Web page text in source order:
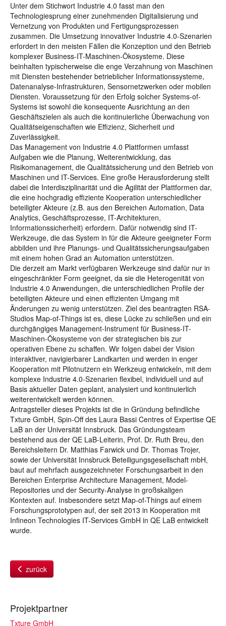
Unter dem Stichwort Industrie 4.0 fasst man den
Technologiesprung einer zunehmenden Digitalisierung und
Vernetzung von Produkten und Fertigungsprozessen
zusammen. Die Umsetzung innovativer Industrie 4.0-Szenarien
erfordert in den meisten Fällen die Konzeption und den Betrieb
komplexer Business-IT-Maschinen-Ökosysteme. Diese
beinhalten typischerweise die enge Verzahnung von Maschinen
mit Diensten bestehender betrieblicher Informationssysteme,
Datenanalyse-Infrastrukturen, Sensornetzwerken oder mobilen
Diensten. Voraussetzung für den Erfolg solcher Systems-of-
Systems ist sowohl die konsequente Ausrichtung an den
Geschäftszielen als auch die kontinuierliche Überwachung von
Qualitätseigenschaften wie Effizienz, Sicherheit und
Zuverlässigkeit.
Das Management von Industrie 4.0 Plattformen umfasst
Aufgaben wie die Planung, Weiterentwicklung, das
Risikomanagement, die Qualitätssicherung und den Betrieb von
Maschinen und IT-Services. Eine große Herausforderung stellt
dabei die Interdisziplinarität und die Agilität der Plattformen dar,
die eine hochgradig effiziente Kooperation unterschiedlicher
beteiligter Akteure (z.B. aus den Bereichen Automation, Data
Analytics, Geschäftsprozesse, IT-Architekturen,
Informationssicherheit) erfordern. Dafür notwendig sind IT-
Werkzeuge, die das System in für die Akteure geeigneter Form
abbilden und ihre Planungs- und Qualitätssicherungsaufgaben
mit einem hohen Grad an Automation unterstützen.
Die derzeit am Markt verfügbaren Werkzeuge sind dafür nur in
eingeschränkter Form geeignet, da sie die Heterogenität von
Industrie 4.0 Anwendungen, die unterschiedlichen Profile der
beteiligten Akteure und einen effizienten Umgang mit
Änderungen zu wenig unterstützen. Ziel des beantragten RSA-
Studios Map-of-Things ist es, diese Lücke zu schließen und ein
durchgängiges Management-Instrument für Business-IT-
Maschinen-Ökosysteme von der strategischen bis zur
operativen Ebene zu schaffen. Wir folgen dabei der Vision
interaktiver, navigierbarer Landkarten und werden in enger
Kooperation mit Pilotnutzern ein Werkzeug entwickeln, mit dem
komplexe Industrie 4.0-Szenarien flexibel, individuell und auf
Basis aktueller Daten geplant, analysiert und kontinuierlich
weiterentwickelt werden können.
Antragsteller dieses Projekts ist die in Gründung befindliche
Txture GmbH, Spin-Off des Laura Bassi Centres of Expertise QE
LaB an der Universität Innsbruck. Das Gründungsteam
bestehend aus der QE LaB-Leiterin, Prof. Dr. Ruth Breu, den
Bereichsleitern Dr. Matthias Farwick und Dr. Thomas Trojer,
sowie der Universität Innsbruck Beteiligungsgesellschaft mbH,
baut auf mehrfach ausgezeichneter Forschungsarbeit in den
Bereichen Enterprise Architecture Management, Model-
Repositories und der Security-Analyse in großskaligen
Kontexten auf. Insbesondere setzt Map-of-Things auf einem
Forschungsprototypen auf, der seit 2013 in Kooperation mit
Infineon Technologies IT-Services GmbH in QE LaB entwickelt
wurde.
zurück
Projektpartner
Txture GmbH